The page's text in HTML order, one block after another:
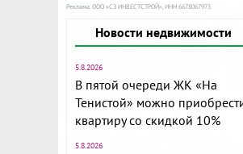
Реклама. ООО «СЗ ИНВЕСТСТРОЙ», ИНН 6678067973
Новости недвижимости
5.8.2026
В пятой очереди ЖК «На
Тенистой» можно
квартиру со скидкой 10%
5.8.2026